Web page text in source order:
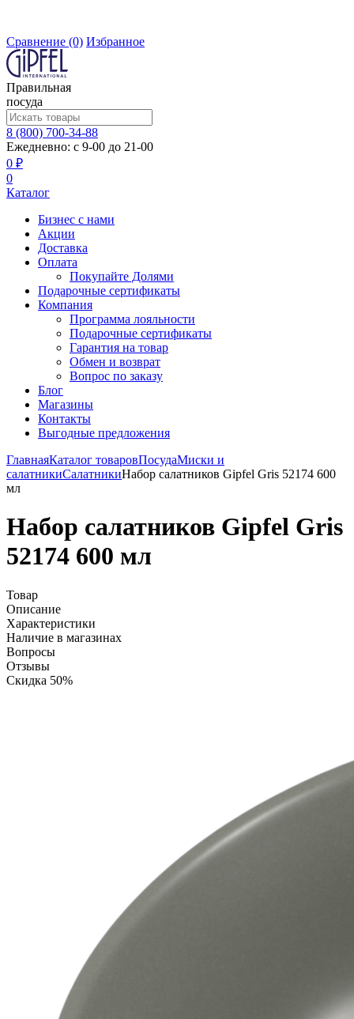
Сравнение (0) Избранное
Правильная
посуда
8 (800) 700-34-88
Ежедневно: с 9-00 до 21-00
0 ₽
0
Каталог
Бизнес с нами
Акции
Доставка
Оплата
Покупайте Долями
Подарочные сертификаты
Компания
Программа лояльности
Подарочные сертификаты
Гарантия на товар
Обмен и возврат
Вопрос по заказу
Блог
Магазины
Контакты
Выгодные предложения
ГлавнаяКаталог товаровПосудаМиски и
салатникиСалатникиНабор салатников Gipfel Gris 52174 600
мл
Набор салатников Gipfel Gris
52174 600 мл
Товар
Описание
Характеристики
Наличие в магазинах
Вопросы
Отзывы
Скидка 50%